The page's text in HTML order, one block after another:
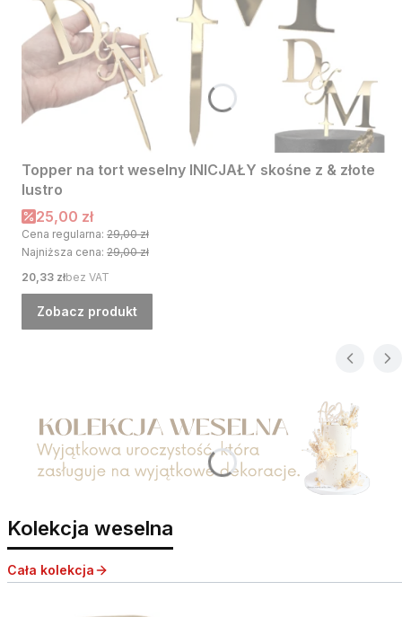
Topper na tort weselny INICJAŁY skośne z & złote
lustro
Cena promocyjna
25,00 zł
Cena regularna: 29,00 zł
Najniższa cena: 29,00 zł
Cena
20,33 złbez VAT
Zobacz produkt
Kolekcja weselna
Cała kolekcja